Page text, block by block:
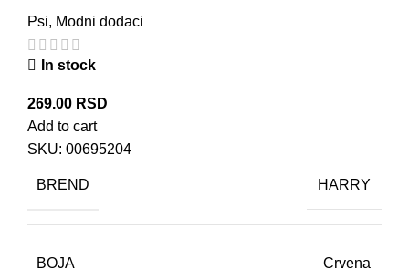
Psi, Modni dodaci
In stock
269.00 RSD
Add to cart
SKU: 00695204
BREND HARRY
BOJA Crvena